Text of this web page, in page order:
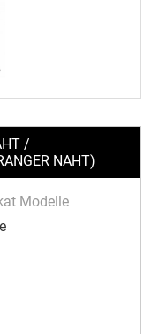
/
NAHT)
Modelle